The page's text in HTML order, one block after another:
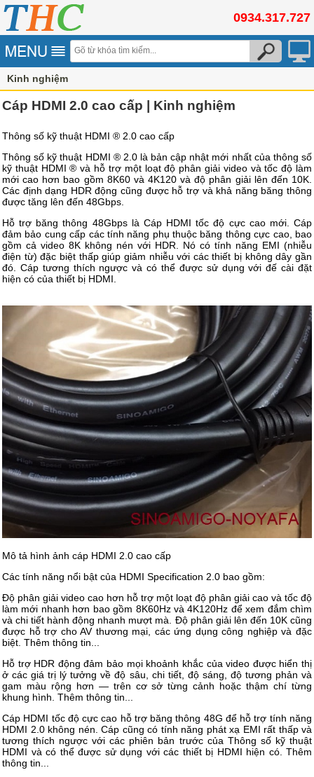
0934.317.727
Kinh nghiệm
Cáp HDMI 2.0 cao cấp | Kinh nghiệm
Thông số kỹ thuật HDMI ® 2.0 cao cấp
Thông số kỹ thuật HDMI ® 2.0 là bản cập nhật mới nhất của thông số
kỹ thuật HDMI ® và hỗ trợ một loạt độ phân giải video và tốc độ làm
mới cao hơn bao gồm 8K60 và 4K120 và độ phân giải lên đến 10K.
Các định dạng HDR động cũng được hỗ trợ và khả năng băng thông
được tăng lên đến 48Gbps.
Hỗ trợ băng thông 48Gbps là Cáp HDMI tốc độ cực cao mới. Cáp
đảm bảo cung cấp các tính năng phụ thuộc băng thông cực cao, bao
gồm cả video 8K không nén với HDR. Nó có tính năng EMI (nhiễu
điện từ) đặc biệt thấp giúp giảm nhiễu với các thiết bị không dây gần
đó. Cáp tương thích ngược và có thể được sử dụng với đế cài đặt
hiện có của thiết bị HDMI.
Mô tả hình ảnh cáp HDMI 2.0 cao cấp
Các tính năng nổi bật của HDMI Specification 2.0 bao gồm:
Độ phân giải video cao hơn hỗ trợ một loạt độ phân giải cao và tốc độ
làm mới nhanh hơn bao gồm 8K60Hz và 4K120Hz để xem đắm chìm
và chi tiết hành động nhanh mượt mà. Độ phân giải lên đến 10K cũng
được hỗ trợ cho AV thương mại, các ứng dụng công nghiệp và đặc
biệt. Thêm thông tin...
Hỗ trợ HDR động đảm bảo mọi khoảnh khắc của video được hiển thị
ở các giá trị lý tưởng về độ sâu, chi tiết, độ sáng, độ tương phản và
gam màu rộng hơn — trên cơ sở từng cảnh hoặc thậm chí từng
khung hình. Thêm thông tin...
Cáp HDMI tốc độ cực cao hỗ trợ băng thông 48G để hỗ trợ tính năng
HDMI 2.0 không nén. Cáp cũng có tính năng phát xạ EMI rất thấp và
tương thích ngược với các phiên bản trước của Thông số kỹ thuật
HDMI và có thể được sử dụng với các thiết bị HDMI hiện có. Thêm
thông tin...